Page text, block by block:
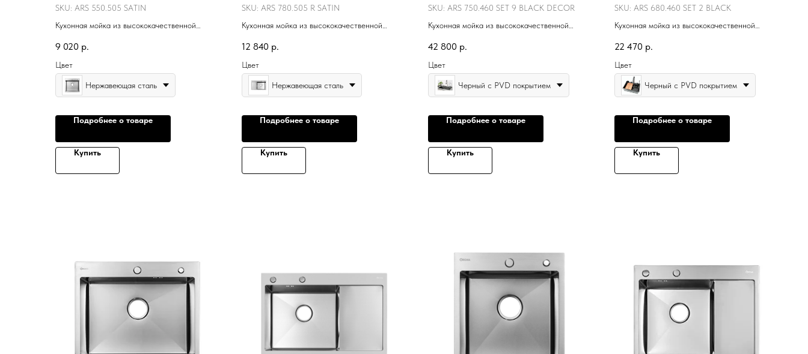
SKU: ARS 550.505 SATIN
Кухонная мойка из высококачественной
9 020 р.
Цвет
Нержавеющая сталь
Подробнее о товаре
Купить
SKU: ARS 780.505 R SATIN
Кухонная мойка из высококачественной
12 840 р.
Цвет
Нержавеющая сталь
Подробнее о товаре
Купить
SKU: ARS 750.460 SET 9 BLACK DECOR
Кухонная мойка из высококачественной
42 800 р.
Цвет
Черный с PVD покрытием
Подробнее о товаре
Купить
SKU: ARS 680.460 SET 2 BLACK
Кухонная мойка из высококачественной
22 470 р.
Цвет
Черный с PVD покрытием
Подробнее о товаре
Купить